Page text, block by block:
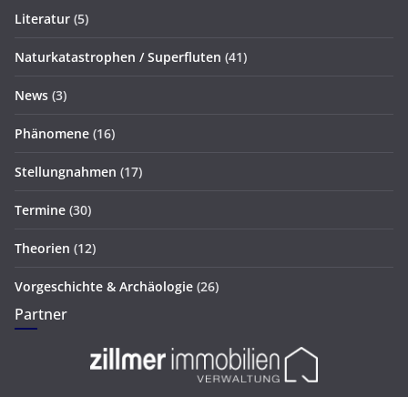
Literatur (5)
Naturkatastrophen / Superfluten (41)
News (3)
Phänomene (16)
Stellungnahmen (17)
Termine (30)
Theorien (12)
Vorgeschichte & Archäologie (26)
Partner